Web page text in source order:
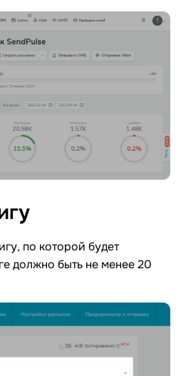
по которой будет
должно быть не менее 20